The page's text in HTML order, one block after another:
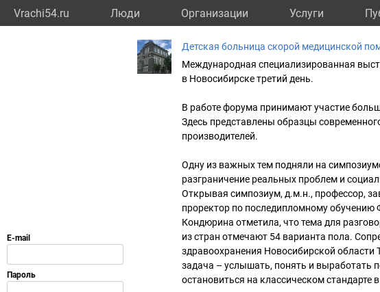
Vrachi54.ru Люди Организации Услуги
Детская больница скорой медицинской
Международная специализированная
в Новосибирске третий день.
В работе форума принимают участие
Здесь представлены образцы
производителей.
Одну из важных тем подняли на
разграничение реальных проблем и
Открывая симпозиум, д.м.н., профессор,
проректор по последипломному
Кондюрина отметила, что тема для
из стран отмечают 54 варианта пола.
здравоохранения Новосибирской области
задача – услышать, понять и выработать
остановиться на классическом